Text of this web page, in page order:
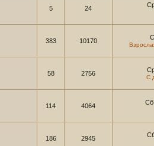
5 24
383 10170
58 2756
С
114 4064
186 2945